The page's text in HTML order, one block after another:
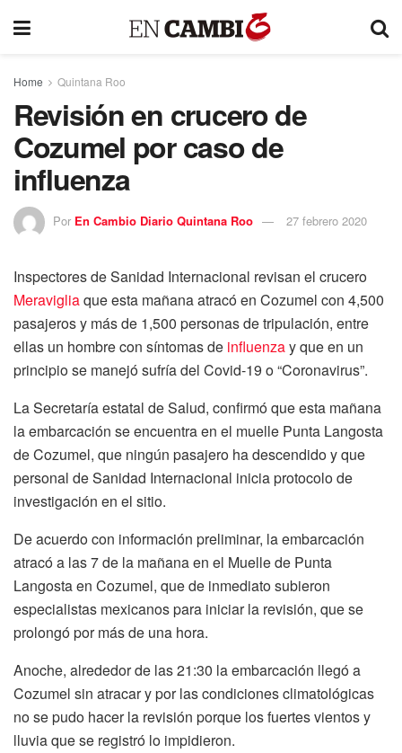
Home Quintana Roo
Revisión en crucero de
Cozumel por caso de
influenza
Por En Cambio Diario Quintana Roo 27 febrero 2020
Inspectores de Sanidad Internacional revisan el crucero
Meravigliaque esta mañana atracó en Cozumel con 4,500
pasajeros y más de 1,500 personas de tripulación, entre
ellas un hombre con síntomas de influenzay que en un
principio se manejó sufría del Covid-19 o “Coronavirus”.
La Secretaría estatal de Salud, confirmó que esta mañana
la embarcación se encuentra en el muelle Punta Langosta
de Cozumel, que ningún pasajero ha descendido y que
personal de Sanidad Internacional inicia protocolo de
investigación en el sitio.
De acuerdo con información preliminar, la embarcación
atracó a las 7 de la mañana en el Muelle de Punta
Langosta en Cozumel, que de inmediato subieron
especialistas mexicanos para iniciar la revisión, que se
prolongó por más de una hora.
Anoche, alrededor de las 21:30 la embarcación llegó a
Cozumel sin atracar y por las condiciones climatológicas
no se pudo hacer la revisión porque los fuertes vientos y
lluvia que se registró lo impidieron.